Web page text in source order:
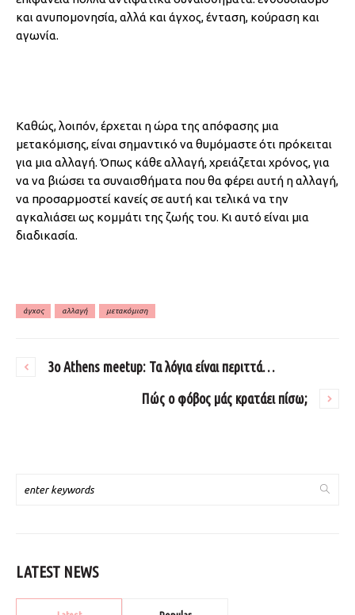
και ανυπομονησία, αλλά και άγχος, ένταση, κούραση και
αγωνία.
Καθώς, λοιπόν, έρχεται η ώρα της απόφασης μια
μετακόμισης, είναι σημαντικό να θυμόμαστε ότι πρόκειται
για μια αλλαγή. Όπως κάθε αλλαγή, χρειάζεται χρόνος, για
να να βιώσει τα συναισθήματα που θα φέρει αυτή η αλλαγή,
να προσαρμοστεί κανείς σε αυτή και τελικά να την
αγκαλιάσει ως κομμάτι της ζωής του. Κι αυτό είναι μια
διαδικασία.
άγχος αλλαγή μετακόμιση
3o Athens meetup: Τα λόγια είναι περιττά…
Πώς ο φόβος μάς κρατάει πίσω;
LATEST NEWS